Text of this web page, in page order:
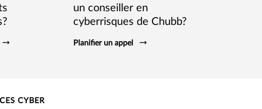
un conseiller en
cyberrisques de Chubb?
Planifier un appel
CYBER